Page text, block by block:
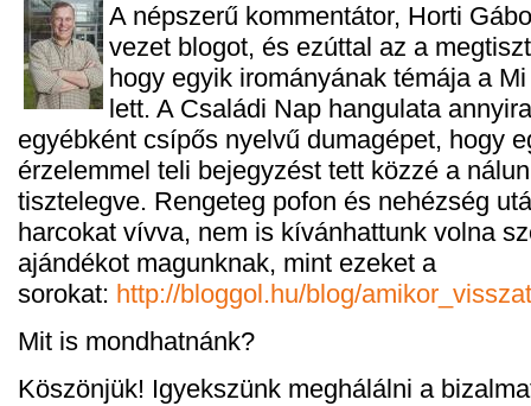
A népszerű kommentátor, Horti
vezet blogot, és ezúttal az a
hogy egyik irományának témája a
lett. A Családi Nap hangulata
egyébként csípős nyelvű dumagépet, hogy
érzelemmel teli bejegyzést tett közzé a
tisztelegve. Rengeteg pofon és nehézség
harcokat vívva, nem is kívánhattunk volna
ajándékot magunknak, mint ezeket a
sorokat: http://bloggol.hu/blog/
Mit is mondhatnánk?
Köszönjük! Igyekszünk meghálálni a